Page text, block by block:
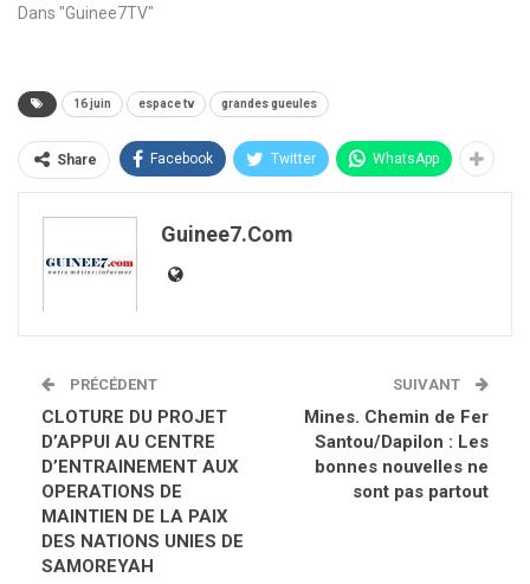
Dans "Guinee7TV"
16 juin espace tv grandes gueules
Share Facebook Twitter WhatsApp
Guinee7.com
PRÉCÉDENT
CLOTURE DU PROJET
D’APPUI AU CENTRE
D’ENTRAINEMENT AUX
OPERATIONS DE
MAINTIEN DE LA PAIX
DES NATIONS UNIES DE
SAMOREYAH
SUIVANT
Mines. Chemin de Fer
Santou/Dapilon : Les
bonnes nouvelles ne
sont pas partout